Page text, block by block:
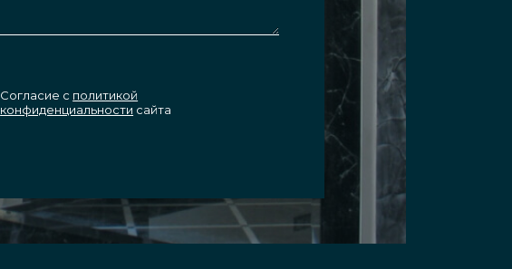
Согласие с политикой
конфиденциальности сайта